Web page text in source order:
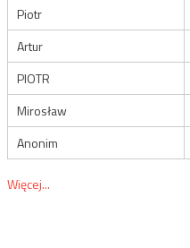
Piotr
Artur
PIOTR
Mirosław
Anonim
Więcej...